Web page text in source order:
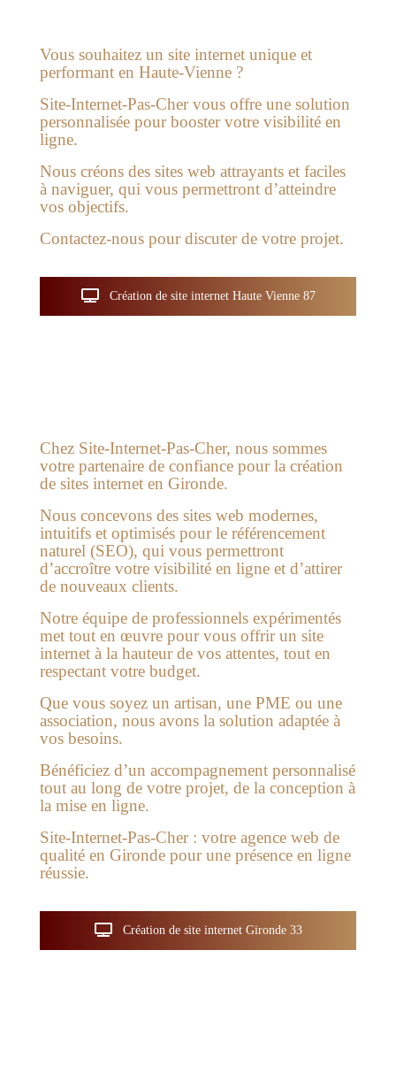
Vous souhaitez un site internet unique et
performant en Haute-Vienne ?
Site-Internet-Pas-Cher vous offre une solution
personnalisée pour booster votre visibilité en
ligne.
Nous créons des sites web attrayants et faciles
à naviguer, qui vous permettront d’atteindre
vos objectifs.
Contactez-nous pour discuter de votre projet.
Création de site internet Haute Vienne 87
Chez Site-Internet-Pas-Cher, nous sommes
votre partenaire de confiance pour la création
de sites internet en Gironde.
Nous concevons des sites web modernes,
intuitifs et optimisés pour le référencement
naturel (SEO), qui vous permettront
d’accroître votre visibilité en ligne et d’attirer
de nouveaux clients.
Notre équipe de professionnels expérimentés
met tout en œuvre pour vous offrir un site
internet à la hauteur de vos attentes, tout en
respectant votre budget.
Que vous soyez un artisan, une PME ou une
association, nous avons la solution adaptée à
vos besoins.
Bénéficiez d’un accompagnement personnalisé
tout au long de votre projet, de la conception à
la mise en ligne.
Site-Internet-Pas-Cher : votre agence web de
qualité en Gironde pour une présence en ligne
réussie.
Création de site internet Gironde 33